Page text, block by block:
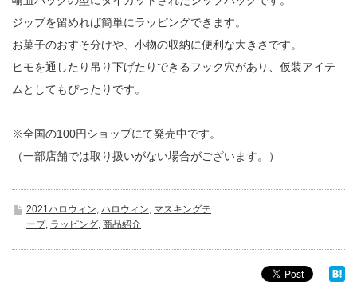
ジップを留めれば簡単にラッピングできます。
お菓子のおすそ分けや、小物の収納に便利な大きさです。
ヒモを通したり吊り下げたりできるフック穴があり、仮装アイテ
ムとしてもぴったりです。
※全国の100円ショップにて発売中です。
（一部店舗では取り扱いがない場合がございます。）
2021ハロウィン ハロウィン マスキングテ
ープ, ラッピング 商品紹介